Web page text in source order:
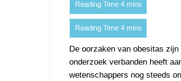
De oorzaken van obesitas
onderzoek verbanden heeft
wetenschappers nog steeds